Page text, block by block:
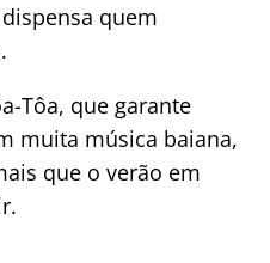
quem
Tôa, que garante
muita música baiana,
que o verão em